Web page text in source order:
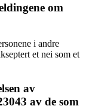
om
i andre
et nei som et
av
av de som